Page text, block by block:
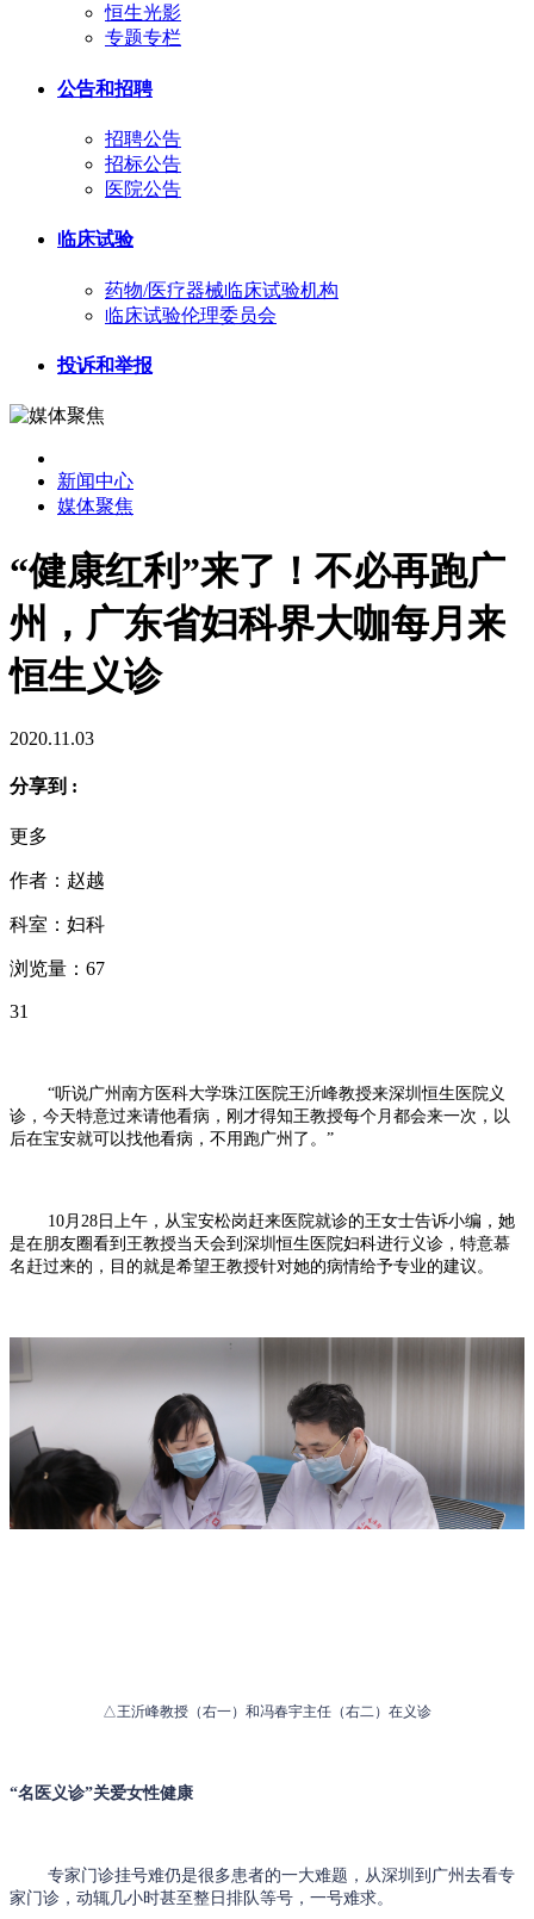
恒生光影
专题专栏
公告和招聘
招聘公告
招标公告
医院公告
临床试验
药物/医疗器械临床试验机构
临床试验伦理委员会
投诉和举报
新闻中心
媒体聚焦
“健康红利”来了！不必再跑广
州，广东省妇科界大咖每月来
恒生义诊
2020.11.03
分享到 :
更多
作者：赵越
科室：妇科
浏览量：67
31
“听说广州南方医科大学珠江医院王沂峰教授来深圳恒生医院义
诊，今天特意过来请他看病，刚才得知王教授每个月都会来一次，以
后在宝安就可以找他看病，不用跑广州了。”
10月28日上午，从宝安松岗赶来医院就诊的王女士告诉小编，她
是在朋友圈看到王教授当天会到深圳恒生医院妇科进行义诊，特意慕
名赶过来的，目的就是希望王教授针对她的病情给予专业的建议。
△王沂峰教授（右一）和冯春宇主任（右二）在义诊
“名医义诊”关爱女性健康
专家门诊挂号难仍是很多患者的一大难题，从深圳到广州去看专
家门诊，动辄几小时甚至整日排队等号，一号难求。